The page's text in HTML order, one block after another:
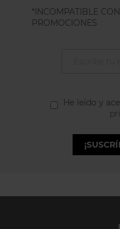
*INCOMPATIBLE
PROMOCIONES
He leído y